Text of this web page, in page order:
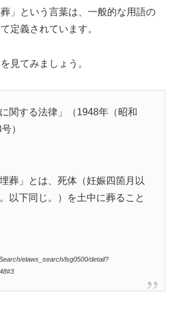
」という言葉は、一般的な用語の
定義されています。
見てみましょう。
関する法律」（1948年（昭和
）
葬」とは、死体（妊娠四箇月以
以下同じ。）を土中に葬ること
elaws_search/lsg0500/detail?